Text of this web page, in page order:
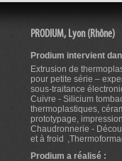
PRODIUM, Lyon (Rhône)
Prodium intervient
Extrusion de
pour petite série –
sous-traitance
Cuivre - Silicium
thermoplastiques,
prototypage,
Chaudronnerie -
et à froid
Prodium a réalisé :